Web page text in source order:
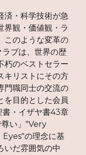
済・科学技術が急
界観・価値観・ラ
このような変革の
ブは、世界の歴
朽のベストセラー
キリストにその方
門職同士の交流の
を目的とした会員
・イザヤ書43章
尊い」"Very
の理念に基
いだ雰囲気の中